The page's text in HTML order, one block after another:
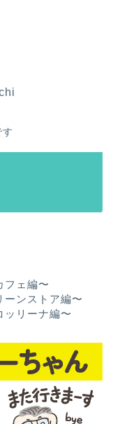
フェ編〜
ンストア編〜
ッリーナ編〜
ホーム